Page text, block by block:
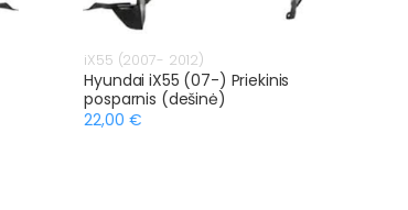
iX55 (2007- 2012)
Hyundai iX55 (07-) Priekinis
posparnis (dešinė)
22,00 €